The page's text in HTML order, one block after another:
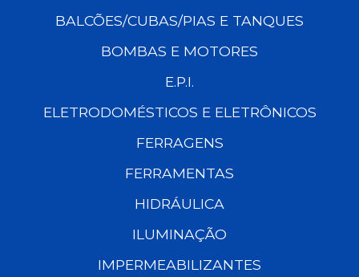
BALCÕES/CUBAS/PIAS E TANQUES
BOMBAS E MOTORES
E.P.I.
ELETRODOMÉSTICOS E ELETRÔNICOS
FERRAGENS
FERRAMENTAS
HIDRÁULICA
ILUMINAÇÃO
IMPERMEABILIZANTES